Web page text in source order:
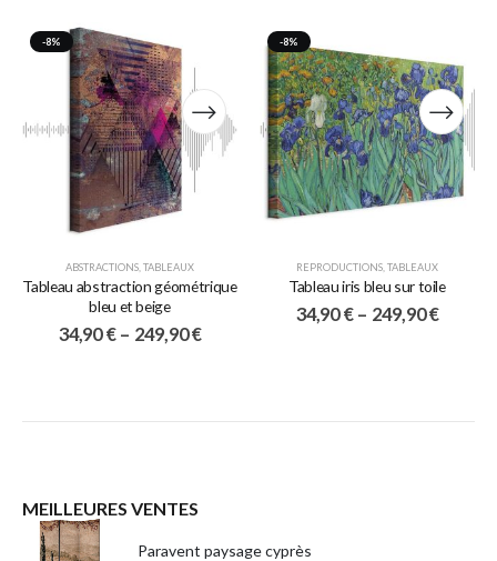
-8%
ABSTRACTIONS TABLEAUX
Tableau abstraction géométrique
bleu et beige
34,90€ – 249,90€
-8%
REPRODUCTIONS TABLEAUX
Tableau iris bleu sur toile
34,90€ – 249,90€
MEILLEURES VENTES
Paravent paysage cyprès